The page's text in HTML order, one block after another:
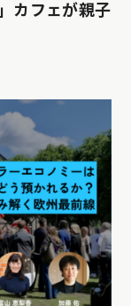
カフェが親子